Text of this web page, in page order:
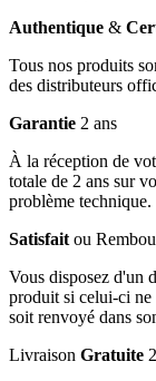
Authentique &
Tous nos produits
des distributeurs
Garantie 2 ans
À la réception de
totale de 2 ans sur
problème technique.
Satisfait ou
Vous disposez d'un
produit si celui-ci ne
soit renvoyé dans
Livraison Gratuite